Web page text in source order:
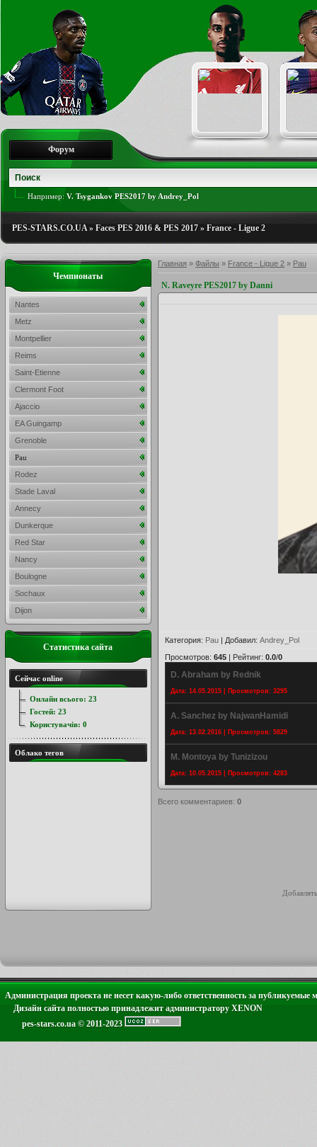
Форум
Например: V. Tsygankov PES2017 by Andrey_Pol
PES-STARS.CO.UA» Faces PES 2016 & PES 2017 » France - Ligue 2
Главная » Файлы » France - Ligue 2 » Pau
N. Raveyre PES2017 by Danni
Категория: Pau | Добавил: Andrey_Pol
Просмотров: 645 | Рейтинг: 0.0/0
D. Abraham by Rednik
Дата: 14.05.2015 | Просмотров: 3295
A. Sanchez by NajwanHamidi
Дата: 13.02.2016 | Просмотров: 5829
M. Montoya by Tunizizou
Дата: 10.05.2015 | Просмотров: 4283
Всего комментариев: 0
Чемпионаты
Nantes
Metz
Montpellier
Reims
Saint-Etienne
Clermont Foot
Ajaccio
EA Guingamp
Grenoble
Pau
Rodez
Stade Laval
Annecy
Dunkerque
Red Star
Nancy
Boulogne
Sochaux
Dijon
Статистика сайта
Сейчас online
Онлайн всього: 23
Гостей: 23
Користувачів: 0
Облако тегов
Администрация проекта не несет какую-либо ответственность за публикуемые
Дизайн сайта полностью принадлежит администратору XENON
pes-stars.co.ua © 2011-2023